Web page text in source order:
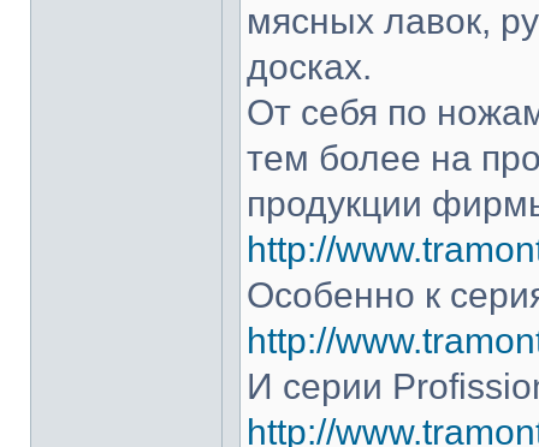
мясных лавок,
досках.
От себя по
тем более на
продукции
http://
Особенно к
http://
И серии
http://